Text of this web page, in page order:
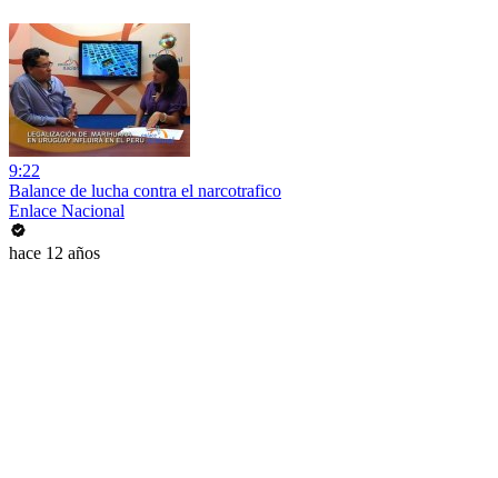
9:22
Balance de lucha contra el narcotrafico
Enlace Nacional
hace 12 años